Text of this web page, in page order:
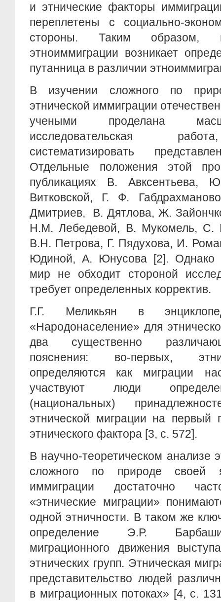
и этнические факторы
переплетены с социально-
стороны. Таким образом,
этноиммиграции возникает
путанница в различии
В изучении сложного по
этнической иммиграции
учеными проделана
исследовательская
систематизировать
Отдельные положения этой
публикациях В.
Витковской, Г. Ф.
Дмитриев, В. Дятлова, Ж.
Н.М. Лебедевой, В. Мукомель, С.
В.Н. Петрова, Г. Пядухова, И.
Юдиной, А. Юнусова [2]. Однако
мир не обходит стороной
требует определенных корректив.
Г.Г. Меликьян в
«Народонаселение» для
два существенно
пояснения: во-первых,
определяются как миграции
участвуют люди
(национальных)
этнической миграции на первый
этнического фактора [3, c. 572].
В научно-теоретическом анализе
сложного по природе своей
иммиграции достаточно
«этнические миграции»
одной этничности. В таком же
определение Э.Р.
миграционного движения
этнических групп. Этническая
представительство людей
в миграционных потоках» [4, c.